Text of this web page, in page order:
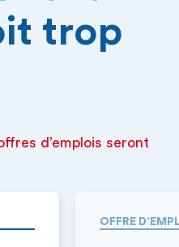
trop
d’emplois seront
OFFRE